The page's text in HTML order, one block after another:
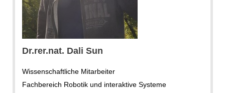
Dr.rer.nat. Dali Sun
Wissenschaftliche Mitarbeiter
Fachbereich Robotik und interaktive Systeme